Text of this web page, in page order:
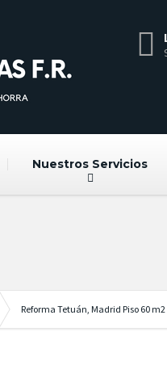
Nuestros Servicios
Reforma Tetuán, Madrid Piso 60 m2